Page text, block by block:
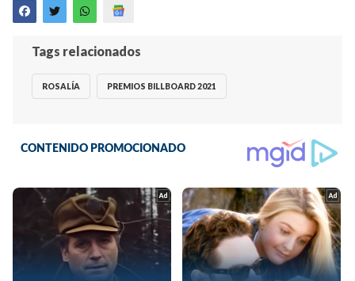
Tags relacionados
ROSALÍA PREMIOS BILLBOARD 2021